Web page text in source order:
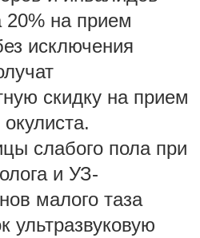
20% на прием
исключения
скидку на прием
слабого пола при
и УЗ-
малого таза
ультразвуковую